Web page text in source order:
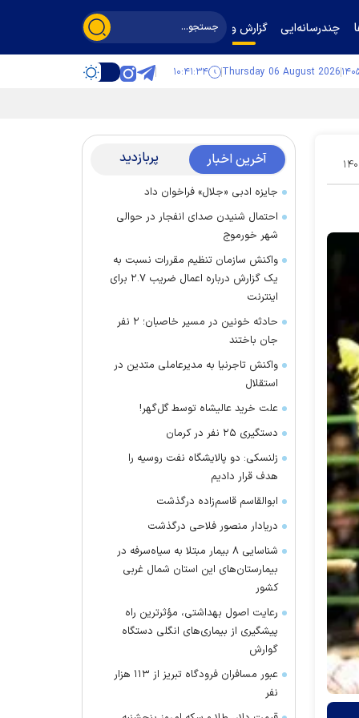
چندرسانه‌ایی گزارش و گفت‌وگو
Thursday 06 August 2026 ۱۰:۴۱:۳۵
۱۰ آخرین اخبار پربازدید
جایزه ادبی «جلال» فراخوان داد
احتمال شنیدن صدای انفجار در حوالی
شهر خورموج
واکنش سازمان تنظیم مقررات نسبت به
یک گزارش درباره اعمال ضریب ۲.۷ برای
اینترنت
حادثه خونین در مسیر خاصبان؛ ۲ نفر
جان باختند
واکنش تاجرنیا به مدیرعاملی متدین در
استقلال
علت خرید عالیشاه توسط گل‌گهر!
دستگیری ۲۵ نفر در کرمان
زلنسکی: دو پالایشگاه نفت روسیه را
هدف قرار دادیم
ابوالقاسم قاسم‌زاده درگذشت
دریادار منصور فلاحی درگذشت
شناسایی ۸ بیمار مبتلا به سیاه‌سرفه در
بیمارستان‌های این استان شمال غربی
کشور
رعایت اصول بهداشتی، مؤثرترین راه
پیشگیری از بیماری‌های انگلی دستگاه
گوارش
عبور مسافران فرودگاه تبریز از ۱۱۳ هزار
نفر